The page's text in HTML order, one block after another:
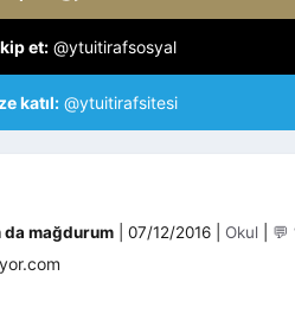
et: @ytuitirafsosyal
katıl: @ytuitirafsitesi
da mağdurum 07/12/2016 Okul 💬